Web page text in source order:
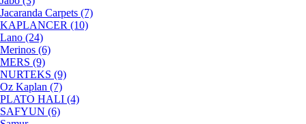
Jacaranda Carpets (7)
KAPLANCER (10)
Lano (24)
Merinos (6)
MERS (9)
NURTEKS (9)
Oz Kaplan (7)
PLATO HALI (4)
SAFYUN (6)